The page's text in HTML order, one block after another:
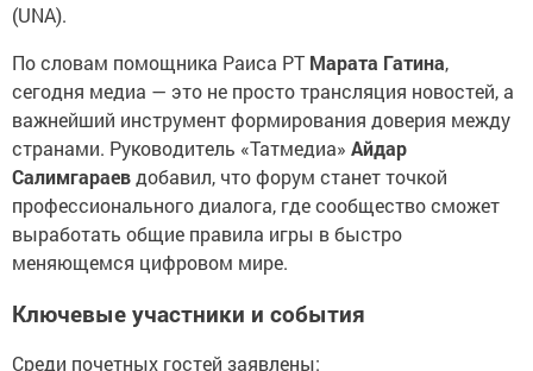
(UNA).
По словам помощника Раиса РТ Марата Гатина,
сегодня медиа — это не просто трансляция новостей, а
важнейший инструмент формирования доверия между
странами. Руководитель «Татмедиа» Айдар
Салимгараевдобавил, что форум станет точкой
профессионального диалога, где сообщество сможет
выработать общие правила игры в быстро
меняющемся цифровом мире.
Ключевые участники и события
Среди почетных гостей заявлены: